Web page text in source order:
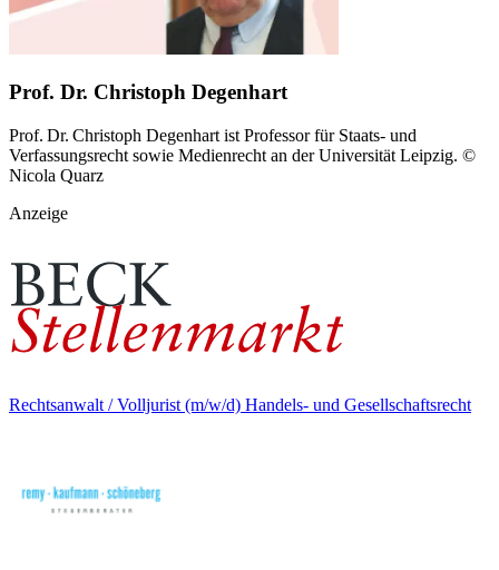
Prof. Dr. Christoph Degenhart
Prof. Dr. Christoph Degenhart ist Professor für Staats- und
Verfassungsrecht sowie​ Medienrecht an der Universität Leipzig. ©
Nicola Quarz
Anzeige
Rechtsanwalt / Volljurist (m/w/d) Handels- und Gesellschaftsrecht